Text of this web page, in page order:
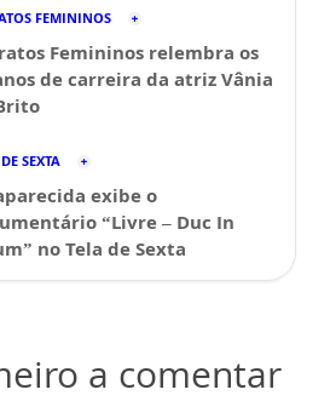
FEMININOS
Femininos relembra os
de carreira da atriz Vânia
SEXTA
exibe o
“Livre – Duc In
no Tela de Sexta
a comentar